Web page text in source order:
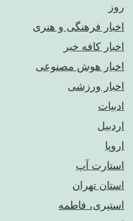
روز
اخبار فرهنگی و هنری
اخبار کافه خبر
اخبار هوش مصنوعی
اخبار ورزشی
ادبیات
اردبیل
اروپا
استارت آپ
استان تهران
استیری، فاطمه